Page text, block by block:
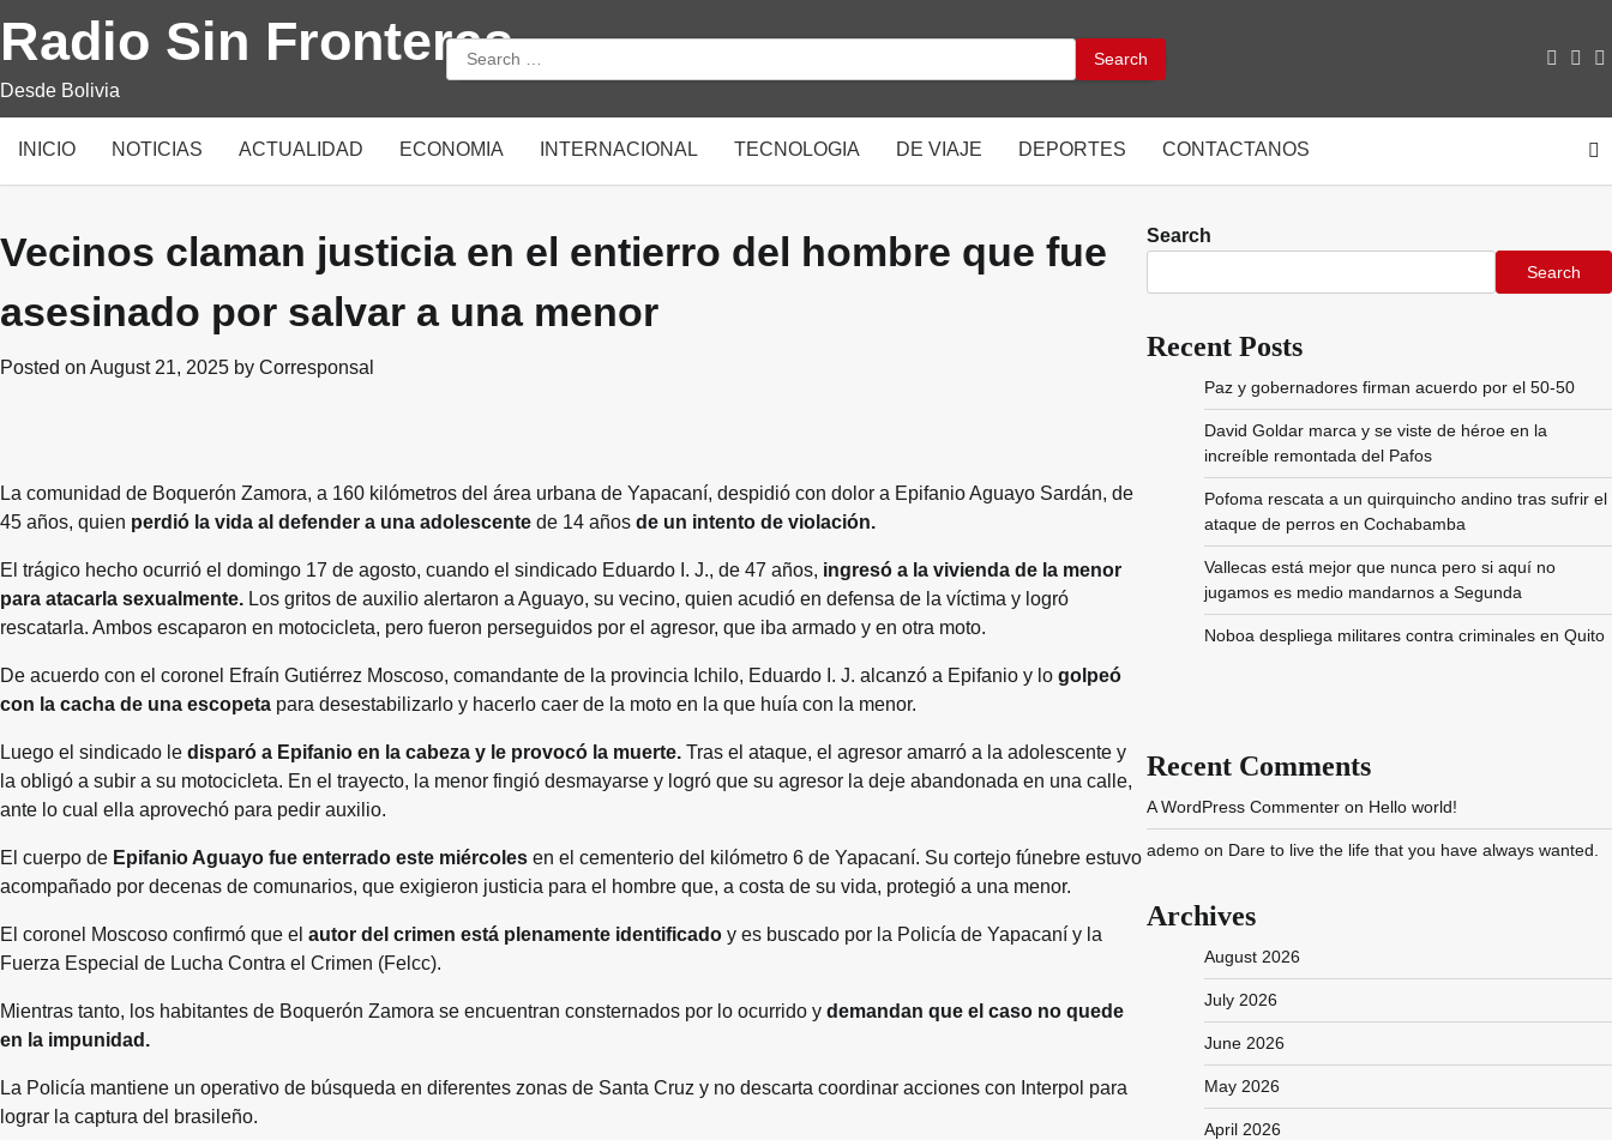
to
Radio Sin Fronteras
Desde Bolivia
Search
for:
INICIO NOTICIAS ACTUALIDAD ECONOMIA INTERNACIONAL TECNOLOGIA DE VIAJE DEPORTES CONTACTANOS
Vecinos claman justicia en el entierro del hombre que fue
asesinado por salvar a una menor
Posted on August 21, 2025 by Corresponsal
La comunidad de Boquerón Zamora, a 160 kilómetros del área urbana de Yapacaní, despidió con dolor a Epifanio Aguayo Sardán, de
45 años, quien perdió la vida al defender a una adolescente de 14 años de un intento de violación.
El trágico hecho ocurrió el domingo 17 de agosto, cuando el sindicado Eduardo I. J., de 47 años, ingresó a la vivienda de la menor
para atacarla sexualmente. Los gritos de auxilio alertaron a Aguayo, su vecino, quien acudió en defensa de la víctima y logró
rescatarla. Ambos escaparon en motocicleta, pero fueron perseguidos por el agresor, que iba armado y en otra moto.
De acuerdo con el coronel Efraín Gutiérrez Moscoso, comandante de la provincia Ichilo, Eduardo I. J. alcanzó a Epifanio y lo golpeó
con la cacha de una escopeta para desestabilizarlo y hacerlo caer de la moto en la que huía con la menor.
Luego el sindicado le disparó a Epifanio en la cabeza y le provocó la muerte. Tras el ataque, el agresor amarró a la adolescente y
la obligó a subir a su motocicleta. En el trayecto, la menor fingió desmayarse y logró que su agresor la deje abandonada en una calle,
ante lo cual ella aprovechó para pedir auxilio.
El cuerpo de Epifanio Aguayo fue enterrado este miércoles en el cementerio del kilómetro 6 de Yapacaní. Su cortejo fúnebre estuvo
acompañado por decenas de comunarios, que exigieron justicia para el hombre que, a costa de su vida, protegió a una menor.
El coronel Moscoso confirmó que el autor del crimen está plenamente identificado y es buscado por la Policía de Yapacaní y la
Fuerza Especial de Lucha Contra el Crimen (Felcc).
Mientras tanto, los habitantes de Boquerón Zamora se encuentran consternados por lo ocurrido y demandan que el caso no quede
en la impunidad.
La Policía mantiene un operativo de búsqueda en diferentes zonas de Santa Cruz y no descarta coordinar acciones con Interpol para
lograr la captura del brasileño.
Search
Search
Recent Posts
Paz y gobernadores firman acuerdo por el 50-50
David Goldar marca y se viste de héroe en la
increíble remontada del Pafos
Pofoma rescata a un quirquincho andino tras sufrir el
ataque de perros en Cochabamba
Vallecas está mejor que nunca pero si aquí no
jugamos es medio mandarnos a Segunda
Noboa despliega militares contra criminales en Quito
Recent Comments
A WordPress Commenteron Hello world!
ademoon Dare to live the life that you have always wanted.
Archives
August 2026
July 2026
June 2026
May 2026
April 2026